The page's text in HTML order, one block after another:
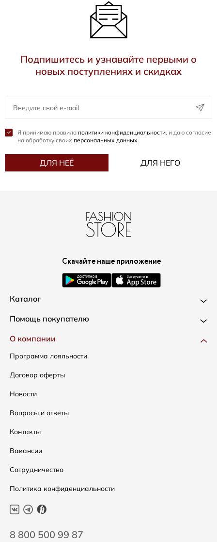
Подпишитесь и узнавайте первыми о
новых поступлениях и скидках
Я принимаю правила политики конфиденциальности, и даю согласие
на обработку своих персональных данных.
ДЛЯ НЕЁ ДЛЯ НЕГО
Скачайте наше приложение
Каталог
Новинки
Одежда
Сумки
Аксессуары
Распродажа
Подарочные сертификаты
Помощь покупателю
Доставка и оплата
Как оформить заказ
Условия возвратов
Таблица размеров
Уход за одеждой
О компании
Программа лояльности
Договор оферты
Новости
Вопросы и ответы
Контакты
Вакансии
Сотрудничество
Политика конфиденциальности
8 800 500 99 87